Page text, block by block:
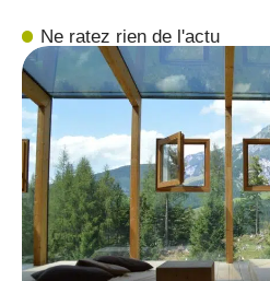
Ne ratez rien de l'actu